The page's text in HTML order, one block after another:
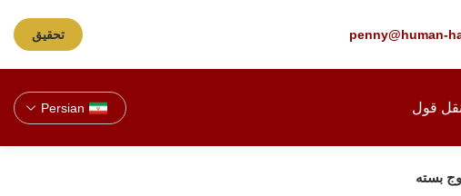
penny@human- تحقیق
قول Persian